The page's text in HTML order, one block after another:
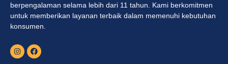
berpengalaman selama lebih dari 11 tahun. Kami berkomitmen
untuk memberikan layanan terbaik dalam memenuhi kebutuhan
konsumen.